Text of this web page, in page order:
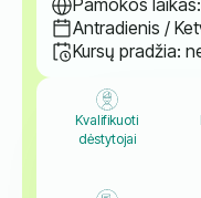
Pamokos
Antradienis /
Kursų pradžia:
Kvalifikuoti
dėstytojai